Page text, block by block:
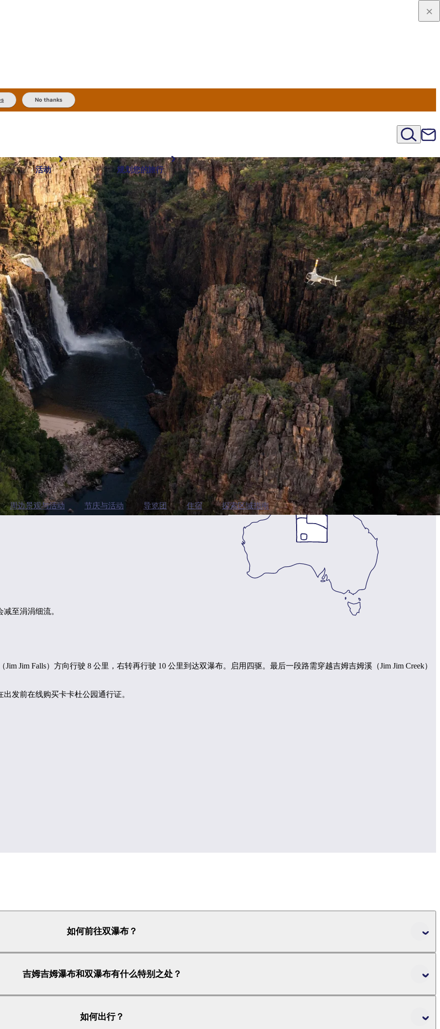
No thanks
最受欢迎目的地 内陆和户外 按地区探索
活动
体验 旅行者类型 精选榜单
规划您的旅行
规划和预订 实用信息 规划工具
搜索:
周边景观与活动 节庆与活动 导览团 住宿 探索区域指南
至涓涓细流。
Jim Falls）方向行驶 8 公里，右转再行驶 10 公里到达双瀑布。启用四驱。最后一段路需穿越吉姆吉姆溪（Jim Jim Creek）
发前在线购买卡卡杜公园通行证。
如何前往双瀑布？
吉姆吉姆瀑布和双瀑布有什么特别之处？
如何出行？